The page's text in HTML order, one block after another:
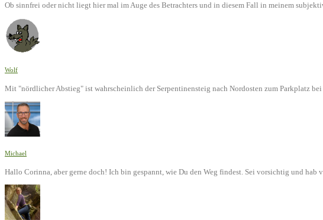
Ob sinnfrei oder nicht liegt hier mal im Auge des Betrachters und in diesem Fall in meinem
Wolf
Mit "nördlicher Abstieg" ist wahrscheinlich der Serpentinensteig nach Nordosten zum Parkplatz
Michael
Hallo Corinna, aber gerne doch! Ich bin gespannt, wie Du den Weg findest. Sei vorsichtig und